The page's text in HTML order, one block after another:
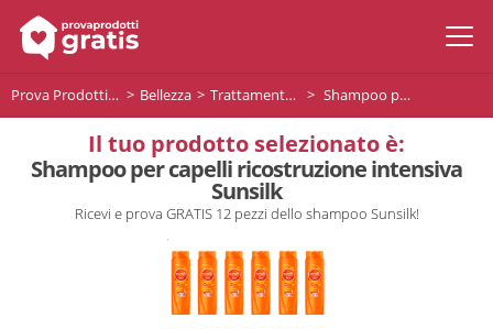
Prova Prodotti Gratis Bellezza Trattamento capelli Shampoo per capelli ricostruzione intensiva Sunsilk
Il tuo prodotto selezionato è:
Shampoo per capelli ricostruzione intensiva
Sunsilk
Ricevi e prova GRATIS 12 pezzi dello shampoo Sunsilk!